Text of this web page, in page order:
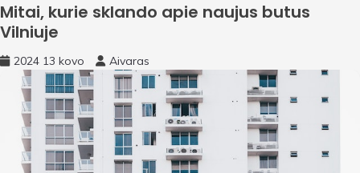
Mitai, kurie sklando apie naujus butus
Vilniuje
2024 13 kovo Aivaras